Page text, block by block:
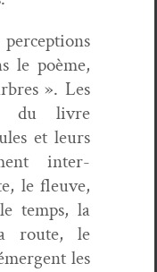
le poème,
». Les
du livre
et leurs
inter­
le fleuve,
temps, la
route, le
les